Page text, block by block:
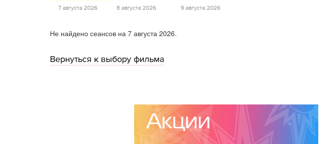
7 августа 2026 8 августа 2026 9 августа 2026
Не найдено сеансов на 7 августа 2026.
Вернуться к выбору фильма
Акции